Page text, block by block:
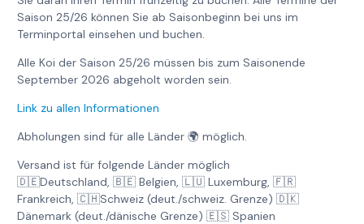
Saison 25/26 können Sie ab Saisonbeginn bei uns im
Terminportal einsehen und buchen.
Alle Koi der Saison 25/26 müssen bis zum Saisonende
September 2026 abgeholt worden sein.
Link zu allen Informationen
Abholungen sind für alle Länder 🌍 möglich.
Versand ist für folgende Länder möglich
🇩🇪Deutschland, 🇧🇪 Belgien, 🇱🇺 Luxemburg, 🇫🇷
Frankreich, 🇨🇭Schweiz (deut./schweiz. Grenze) 🇩🇰
Dänemark (deut./dänische Grenze) 🇪🇸 Spanien